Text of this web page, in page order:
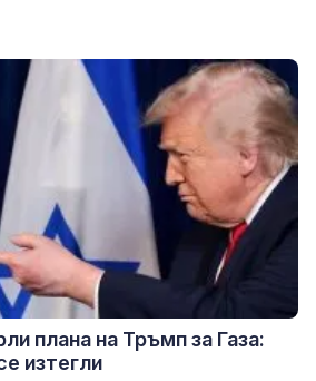
плана на Тръмп за Газа:
изтегли